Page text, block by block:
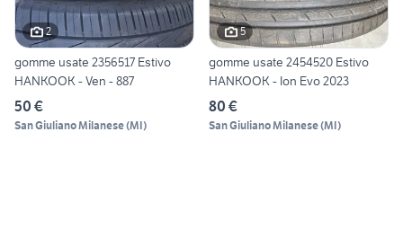
2
gomme usate 2356517 Estivo
HANKOOK - Ven - 887
50 €
San Giuliano Milanese(MI)
5
gomme usate 2454520 Estivo
HANKOOK - Ion Evo 2023
80 €
San Giuliano Milanese(MI)